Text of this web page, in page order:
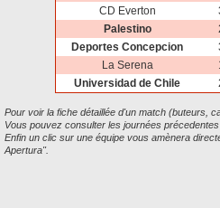
CD Everton
Palestino
Deportes Concepcion
La Serena
Universidad de Chile
Pour voir la fiche détaillée d'un match (buteurs,
Vous pouvez consulter les journées
Enfin un clic sur une équipe vous amènera
Apertura".